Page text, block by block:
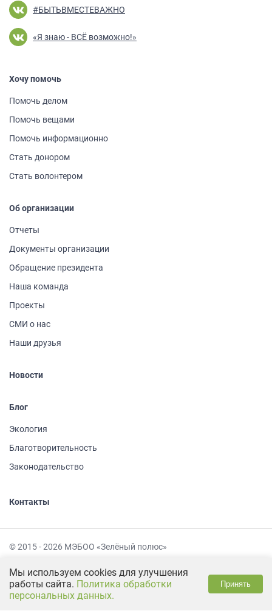
#БЫТЬВМЕСТЕВАЖНО
«Я знаю - ВСЁ возможно!»
Хочу помочь
Помочь делом
Помочь вещами
Помочь информа­ционно
Стать донором
Стать волонтером
Об организации
Отчеты
Документы организации
Обращение президента
Наша команда
Проекты
СМИ о нас
Наши друзья
Новости
Блог
Экология
Благотворительность
Законодательство
Контакты
© 2015 - 2026 МЭБОО «Зелёный полюс»
Политика обработки персональных данных
Сделано в
Мы используем cookies для улучшения
работы сайта. Политика обработки
персональных данных.
Принять